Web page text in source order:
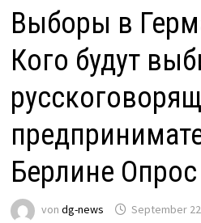
Выборы в
Кого будут
Берлине Опрос
von dg-news September